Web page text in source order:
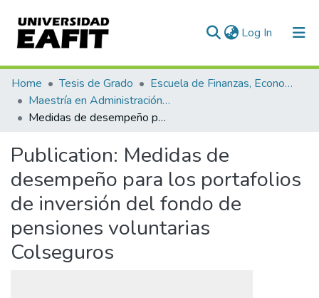
Log In (current)
Communities & Collections
All of DSpace
Home Tesis de Grado
Escuela de Finanzas, Economía y Gobierno
Maestría en Administración Financiera (tesis)
Medidas de desempeño para los portafolios de inversión del fondo de pensiones voluntarias Colseguros
Publication: Medidas de
desempeño para los portafolios
de inversión del fondo de
pensiones voluntarias
Colseguros